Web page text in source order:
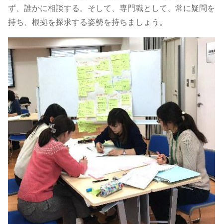
ず、誰かに相談する。そして、専門職として、常に疑問を
持ち、根拠を探求する姿勢を持ちましょう。